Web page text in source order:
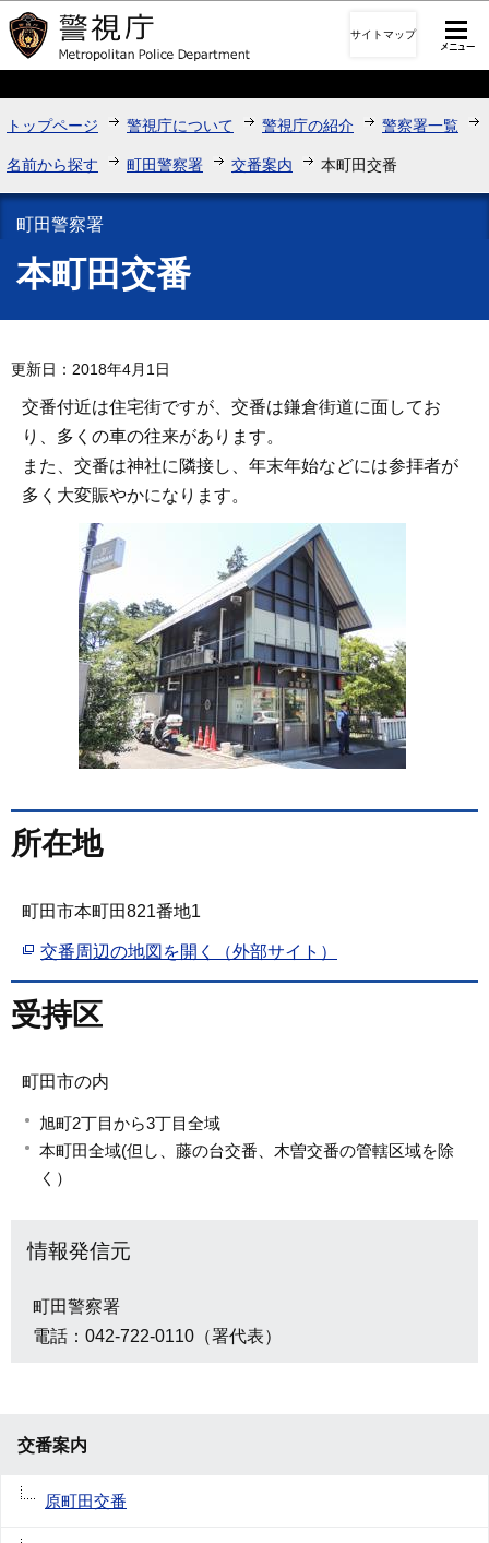
このページの本文へ移動
サイトマップ
トップページ 警視庁について 警視庁の紹介 警察署一覧
名前から探す 町田警察署 交番案内 本町田交番
町田警察署
本町田交番
更新日：2018年4月1日
交番付近は住宅街ですが、交番は鎌倉街道に面してお
り、多くの車の往来があります。
また、交番は神社に隣接し、年末年始などには参拝者が
多く大変賑やかになります。
所在地
町田市本町田821番地1
交番周辺の地図を開く（外部サイト）
受持区
町田市の内
旭町2丁目から3丁目全域
本町田全域(但し、藤の台交番、木曽交番の管轄区域を除
く）
情報発信元
町田警察署
電話：042-722-0110（署代表）
交番案内
原町田交番